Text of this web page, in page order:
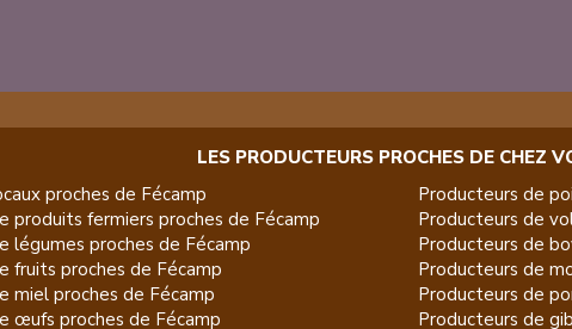
LES PRODUCTEURS PROCHES DE CHEZ
proches de Fécamp
produits fermiers proches de Fécamp
légumes proches de Fécamp
fruits proches de Fécamp
miel proches de Fécamp
œufs proches de Fécamp
Producteurs de
Producteurs de
Producteurs de
Producteurs de
Producteurs de
Producteurs de